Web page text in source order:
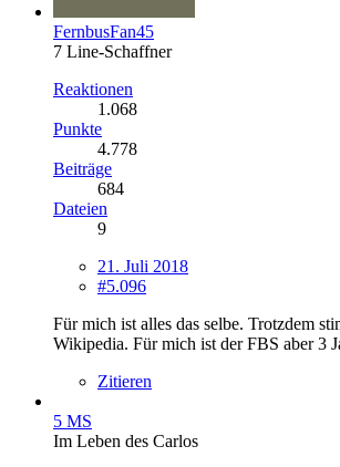
FernbusFan45
7 Line-Schaffner
Reaktionen
1.068
Punkte
4.778
Beiträge
684
Dateien
9
21. Juli 2018
#5.096
Für mich ist alles das selbe. Trotzdem
Wikipedia. Für mich ist der FBS aber 3
Zitieren
5 MS
Im Leben des Carlos